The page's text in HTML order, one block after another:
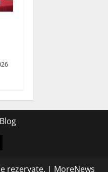
Blog
rezervate. | MoreNews